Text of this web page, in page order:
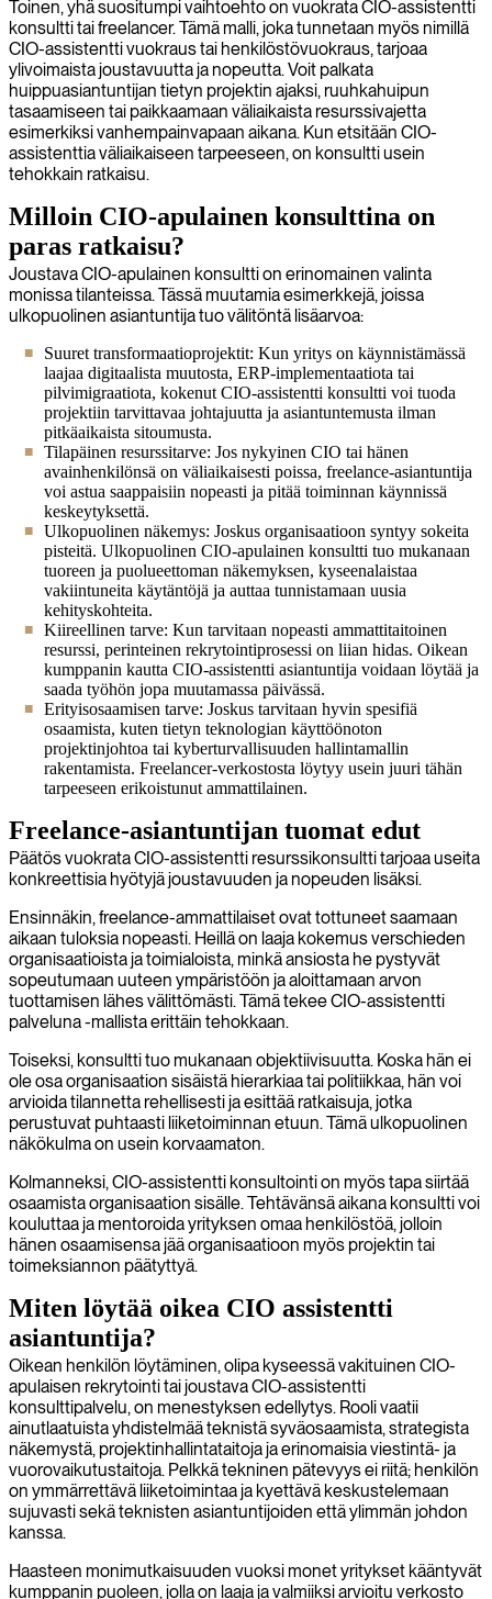
Toinen, yhä suositumpi vaihtoehto on vuokrata CIO-assistentti
konsultti tai freelancer. Tämä malli, joka tunnetaan myös nimillä
CIO-assistentti vuokraus tai henkilöstövuokraus, tarjoaa
ylivoimaista joustavuutta ja nopeutta. Voit palkata
huippuasiantuntijan tietyn projektin ajaksi, ruuhkahuipun
tasaamiseen tai paikkaamaan väliaikaista resurssivajetta
esimerkiksi vanhempainvapaan aikana. Kun etsitään CIO-
assistenttia väliaikaiseen tarpeeseen, on konsultti usein
tehokkain ratkaisu.
Milloin CIO-apulainen konsulttina on
paras ratkaisu?
Joustava CIO-apulainen konsultti on erinomainen valinta
monissa tilanteissa. Tässä muutamia esimerkkejä, joissa
ulkopuolinen asiantuntija tuo välitöntä lisäarvoa:
Suuret transformaatioprojektit: Kun yritys on käynnistämässä
laajaa digitaalista muutosta, ERP-implementaatiota tai
pilvimigraatiota, kokenut CIO-assistentti konsultti voi tuoda
projektiin tarvittavaa johtajuutta ja asiantuntemusta ilman
pitkäaikaista sitoumusta.
Tilapäinen resurssitarve: Jos nykyinen CIO tai hänen
avainhenkilönsä on väliaikaisesti poissa, freelance-asiantuntija
voi astua saappaisiin nopeasti ja pitää toiminnan käynnissä
keskeytyksettä.
Ulkopuolinen näkemys: Joskus organisaatioon syntyy sokeita
pisteitä. Ulkopuolinen CIO-apulainen konsultti tuo mukanaan
tuoreen ja puolueettoman näkemyksen, kyseenalaistaa
vakiintuneita käytäntöjä ja auttaa tunnistamaan uusia
kehityskohteita.
Kiireellinen tarve: Kun tarvitaan nopeasti ammattitaitoinen
resurssi, perinteinen rekrytointiprosessi on liian hidas. Oikean
kumppanin kautta CIO-assistentti asiantuntija voidaan löytää ja
saada työhön jopa muutamassa päivässä.
Erityisosaamisen tarve: Joskus tarvitaan hyvin spesifiä
osaamista, kuten tietyn teknologian käyttöönoton
projektinjohtoa tai kyberturvallisuuden hallintamallin
rakentamista. Freelancer-verkostosta löytyy usein juuri tähän
tarpeeseen erikoistunut ammattilainen.
Freelance-asiantuntijan tuomat edut
Päätös vuokrata CIO-assistentti resurssikonsultti tarjoaa useita
konkreettisia hyötyjä joustavuuden ja nopeuden lisäksi.
Ensinnäkin, freelance-ammattilaiset ovat tottuneet saamaan
aikaan tuloksia nopeasti. Heillä on laaja kokemus verschieden
organisaatioista ja toimialoista, minkä ansiosta he pystyvät
sopeutumaan uuteen ympäristöön ja aloittamaan arvon
tuottamisen lähes välittömästi. Tämä tekee CIO-assistentti
palveluna -mallista erittäin tehokkaan.
Toiseksi, konsultti tuo mukanaan objektiivisuutta. Koska hän ei
ole osa organisaation sisäistä hierarkiaa tai politiikkaa, hän voi
arvioida tilannetta rehellisesti ja esittää ratkaisuja, jotka
perustuvat puhtaasti liiketoiminnan etuun. Tämä ulkopuolinen
näkökulma on usein korvaamaton.
Kolmanneksi, CIO-assistentti konsultointi on myös tapa siirtää
osaamista organisaation sisälle. Tehtävänsä aikana konsultti voi
kouluttaa ja mentoroida yrityksen omaa henkilöstöä, jolloin
hänen osaamisensa jää organisaatioon myös projektin tai
toimeksiannon päätyttyä.
Miten löytää oikea CIO assistentti
asiantuntija?
Oikean henkilön löytäminen, olipa kyseessä vakituinen CIO-
apulaisen rekrytointi tai joustava CIO-assistentti
konsulttipalvelu, on menestyksen edellytys. Rooli vaatii
ainutlaatuista yhdistelmää teknistä syväosaamista, strategista
näkemystä, projektinhallintataitoja ja erinomaisia viestintä- ja
vuorovaikutustaitoja. Pelkkä tekninen pätevyys ei riitä; henkilön
on ymmärrettävä liiketoimintaa ja kyettävä keskustelemaan
sujuvasti sekä teknisten asiantuntijoiden että ylimmän johdon
kanssa.
Haasteen monimutkaisuuden vuoksi monet yritykset kääntyvät
kumppanin puoleen, jolla on laaja ja valmiiksi arvioitu verkosto